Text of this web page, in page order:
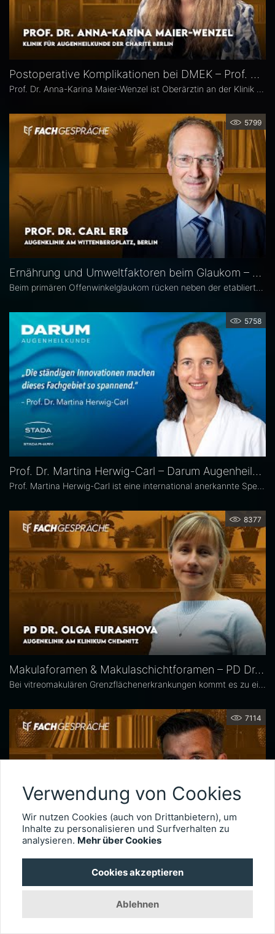
Postoperative Komplikationen bei DMEK – Prof. Dr. Anna-Karina Maier-Wenzel
5799
Ernährung und Umweltfaktoren beim Glaukom – Prof. Dr. Carl Erb
5758
Prof. Dr. Martina Herwig-Carl – Darum Augenheilkunde
8377
Makulaforamen & Makulaschichtforamen – PD Dr. Olga Furashova
7114
Verwendung von Cookies
Wir nutzen Cookies (auch von Drittanbietern), um
Inhalte zu personalisieren und Surfverhalten zu
analysieren. Mehr über Cookies
Cookies akzeptieren
Ablehnen